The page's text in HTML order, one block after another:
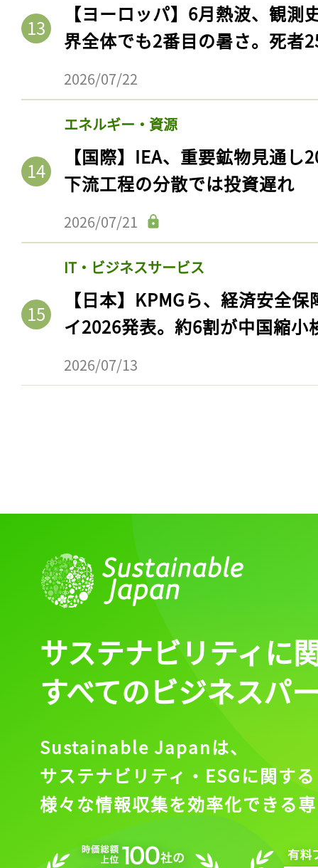
【ヨーロッパ】6月熱波、観
界全体でも2番目の暑さ。死者
2026/07/22
エネルギー・資源
【国際】IEA、重要鉱物見通
下流工程の分散では投資遅れ
2026/07/21
IT・ビジネスサービス
【日本】KPMGら、経済安全
イ2026発表。約6割が中国縮小
2026/07/13
記事をお気に入りに
ログインが必
ログイン
サステナビリティに
すべてのビジネスパ
Sustainable Japanは、
サステナビリティ・ESGに関する
様々な情報収集を効率化できる